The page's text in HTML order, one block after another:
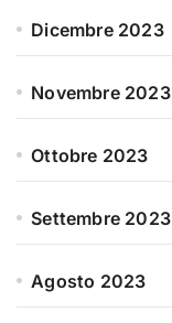
Dicembre 2023
Novembre 2023
Ottobre 2023
Settembre 2023
Agosto 2023